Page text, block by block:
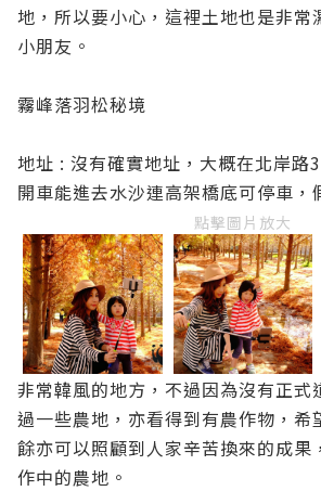
地，所以要小心，這裡土地也是非常
小朋友。
霧峰落羽松秘境
地址 : 沒有確實地址，大概在北岸路
開車能進去水沙連高架橋底可停車，
點擊圖片放大
非常韓風的地方，不過因為沒有正式
過一些農地，亦看得到有農作物，希
餘亦可以照顧到人家辛苦換來的成果
作中的農地。